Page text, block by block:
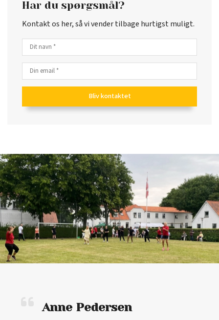
Har du spørgsmål?
Kontakt os her, så vi vender tilbage hurtigst muligt.
Anne Pedersen